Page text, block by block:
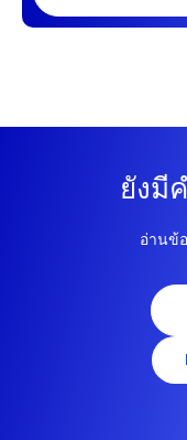
ยังมี
อ่านข้